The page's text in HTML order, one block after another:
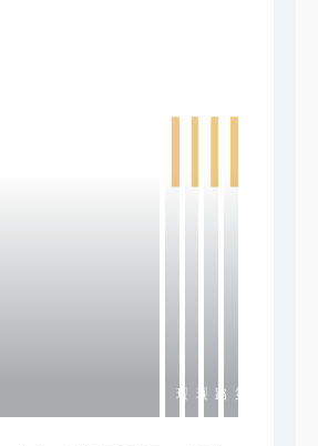
现 现 路 第